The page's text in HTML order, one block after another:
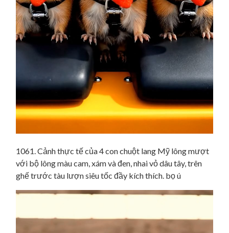
1061. Cảnh thực tế của 4 con chuột lang Mỹ lông mượt
với bộ lông màu cam, xám và đen, nhai vỏ dâu tây, trên
ghế trước tàu lượn siêu tốc đầy kích thích. bọ ú